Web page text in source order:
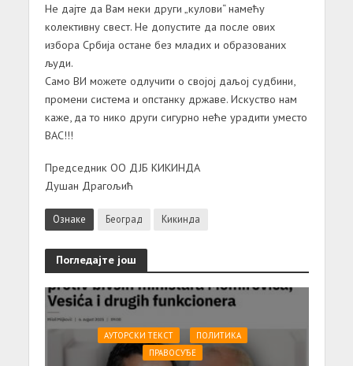
Не дајте да Вам неки други „кулови“ намећу
колективну свест. Не допустите да после ових
избора Србија остане без младих и образованих
људи.
Само ВИ можете одлучити о својој даљој судбини,
промени система и опстанку државе. Искуство нам
каже, да то нико други сигурно неће урадити уместо
ВАС!!!
Председник ОО ДЈБ КИКИНДА
Душан Драгољић
Ознаке Београд Кикинда
Погледајте још
АУТОРСКИ ТЕКСТ
ПОЛИТИКА
ПРАВОСУЂЕ